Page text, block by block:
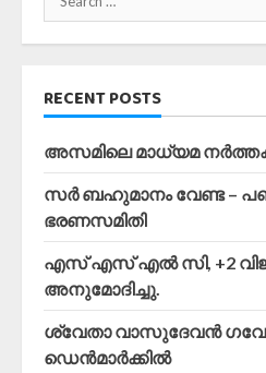
for:
RECENT POSTS
അസമിലെ മാധ്യമ
സർ ബഹുമാനം വേണ്ട –
ഭരണസമിതി
എസ് എസ് എൽ സി, +2
അനുമോദിച്ചു.
ശ്വേതാ വാസുദേവൻ
ഡെൻമാർക്കിൽ